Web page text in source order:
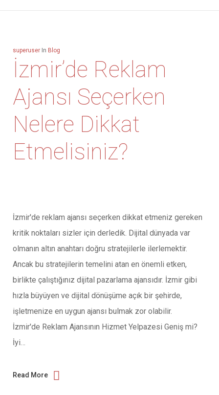
superuser In Blog
İzmir’de Reklam
Ajansı Seçerken
Nelere Dikkat
Etmelisiniz?
İzmir'de reklam ajansı seçerken dikkat etmeniz gereken
kritik noktaları sizler için derledik. Dijital dünyada var
olmanın altın anahtarı doğru stratejilerle ilerlemektir.
Ancak bu stratejilerin temelini atan en önemli etken,
birlikte çalıştığınız dijital pazarlama ajansıdır. İzmir gibi
hızla büyüyen ve dijital dönüşüme açık bir şehirde,
işletmenize en uygun ajansı bulmak zor olabilir.
İzmir'de Reklam Ajansının Hizmet Yelpazesi Geniş mi?
İyi…
Read More